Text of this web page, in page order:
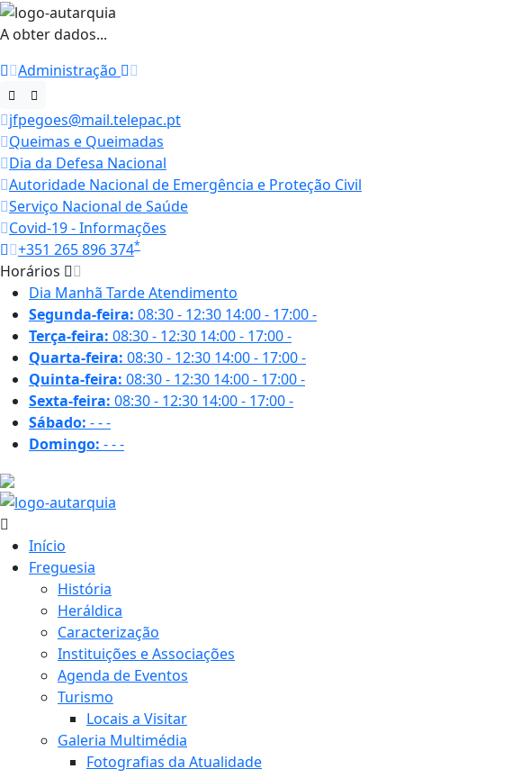
A obter dados...
Administração
jfpegoes@mail.telepac.pt
Queimas e Queimadas
Dia da Defesa Nacional
Autoridade Nacional de Emergência e Proteção Civil
Serviço Nacional de Saúde
Covid-19 - Informações
+351 265 896 374*
Horários
Dia Manhã TardeAtendimento
Segunda-feira: 08:30 - 12:30 14:00 - 17:00-
Terça-feira: 08:30 - 12:30 14:00 - 17:00-
Quarta-feira: 08:30 - 12:30 14:00 - 17:00-
Quinta-feira: 08:30 - 12:30 14:00 - 17:00-
Sexta-feira: 08:30 - 12:30 14:00 - 17:00-
Sábado: ---
Domingo: ---
Início
Freguesia
História
Heráldica
Caracterização
Instituições e Associações
Agenda de Eventos
Turismo
Locais a Visitar
Galeria Multimédia
Fotografias da Atualidade